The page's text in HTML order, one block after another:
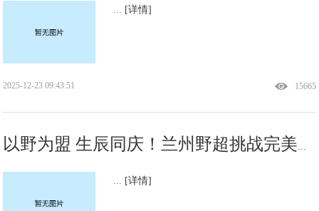
... [详情]
15665
2025-12-23 09:43:51
以野为盟 生辰同庆！兰州野超挑战完美收官
... [详情]